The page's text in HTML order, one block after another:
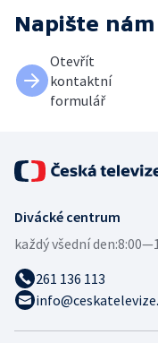
Napište nám
Otevřít
kontaktní
formulář
Divácké centrum
každý všední den:
261 136 113